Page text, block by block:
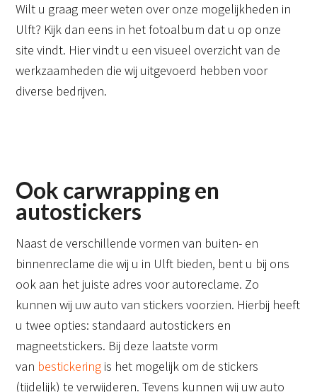
Wilt u graag meer weten over onze mogelijkheden in
Ulft? Kijk dan eens in het fotoalbum dat u op onze
site vindt. Hier vindt u een visueel overzicht van de
werkzaamheden die wij uitgevoerd hebben voor
diverse bedrijven.
Ook carwrapping en
autostickers
Naast de verschillende vormen van buiten- en
binnenreclame die wij u in Ulft bieden, bent u bij ons
ook aan het juiste adres voor autoreclame. Zo
kunnen wij uw auto van stickers voorzien. Hierbij heeft
u twee opties: standaard autostickers en
magneetstickers. Bij deze laatste vorm
van bestickering is het mogelijk om de stickers
(tijdelijk) te verwijderen. Tevens kunnen wij uw auto